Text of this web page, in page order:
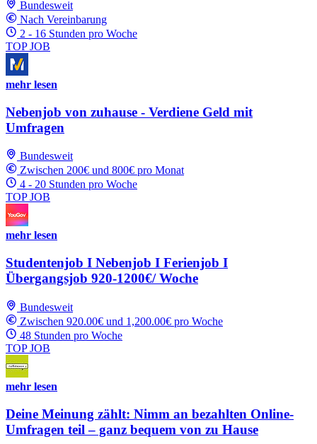
Bundesweit
Nach Vereinbarung
2 - 16 Stunden pro Woche
TOP JOB
mehr lesen
Nebenjob von zuhause - Verdiene Geld mit
Umfragen
Bundesweit
Zwischen 200€ und 800€ pro Monat
4 - 20 Stunden pro Woche
TOP JOB
mehr lesen
Studentenjob I Nebenjob I Ferienjob I
Übergangsjob 920-1200€/ Woche
Bundesweit
Zwischen 920.00€ und 1,200.00€ pro Woche
48 Stunden pro Woche
TOP JOB
mehr lesen
Deine Meinung zählt: Nimm an bezahlten Online-
Umfragen teil – ganz bequem von zu Hause